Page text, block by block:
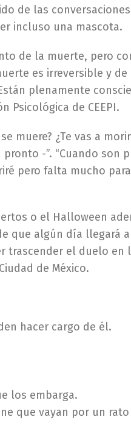
de las
incluso una mascota.
de la muerte, pero
es irreversible y
plenamente
Psicológica de CEEPI.
muere? ¿Te vas a
-”. “Cuando
pero falta mucho
o el Halloween
que algún día llegará
el duelo en
de México.
hacer cargo de él.
los embarga.
que vayan por un